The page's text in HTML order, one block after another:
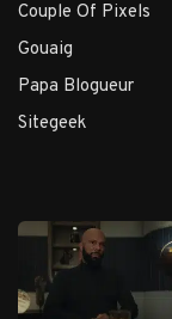
Couple Of Pixels
Gouaig
Papa Blogueur
Sitegeek